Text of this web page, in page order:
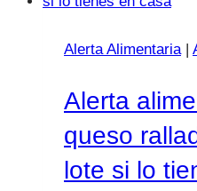
Alerta Alimentaria |
Alerta
queso
lote si lo